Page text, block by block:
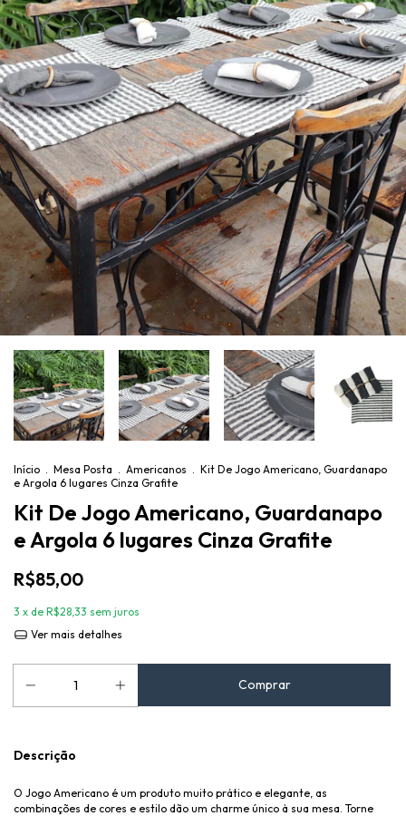
Início . Mesa Posta . Americanos . Kit De Jogo Americano, Guardanapo
e Argola 6 lugares Cinza Grafite
Kit De Jogo Americano, Guardanapo
e Argola 6 lugares Cinza Grafite
R$85,00
3 x de R$28,33 sem juros
Ver mais detalhes
Descrição
O Jogo Americano é um produto muito prático e elegante, as
combinações de cores e estilo dão um charme único à sua mesa. Torne